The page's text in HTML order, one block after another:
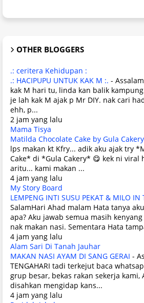
OTHER BLOGGERS
.: ceritera Kehidupan :
.: HACIPUPU UNTUK KAK M :. -
kak M hari tu, linda kan balik
je lah kak M ajak p Mr DIY. nak cari
ehh, p...
2 jam yang lalu
Mama Tisya
Matilda Chocolate Cake by Gula Cakery
lps makan kt Kfry... adik aku ajak try
Cake* di *Gula Cakery* 😋 kek ni viral
aritu... kami makan ...
4 jam yang lalu
My Story Board
LEMPENG INTI SUSU PEKAT & MILO IN
SalamHari Ahad malam Hata tanya
apa? Aku jawab semua masih
nak makan nasi. Sementara Hata
4 jam yang lalu
Alam Sari Di Tanah Jauhar
MAKAN NASI AYAM DI SANG GERAI -
TENGAHARI tadi terkejut baca
grup besar, bekas rakan sekerja kami,
disahkan mengidap kans...
4 jam yang lalu